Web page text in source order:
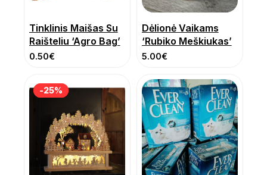
Tinklinis Maišas Su
Raišteliu ‘Agro Bag’
0.50€
Dėlionė Vaikams
‘Rubiko Meškiukas’
5.00€
-25%
-25%